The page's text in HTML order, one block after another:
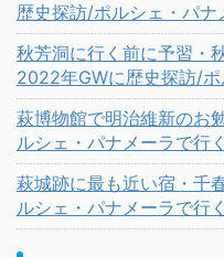
歴史探訪/ポルシェ・パナ
秋芳洞に行く前に予習・
2022年GWに歴史探訪/
萩博物館で明治維新のお
ルシェ・パナメーラで行
萩城跡に最も近い宿・千
ルシェ・パナメーラで行